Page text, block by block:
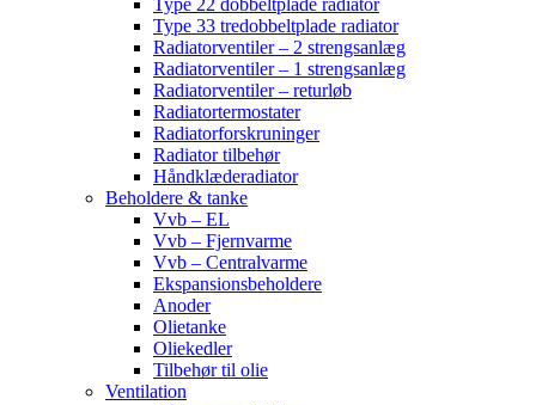
Type 22 dobbeltplade radiator
Type 33 tredobbeltplade radiator
Radiatorventiler – 2 strengsanlæg
Radiatorventiler – 1 strengsanlæg
Radiatorventiler – returløb
Radiatortermostater
Radiatorforskruninger
Radiator tilbehør
Håndklæderadiator
Beholdere & tanke
Vvb – EL
Vvb – Fjernvarme
Vvb – Centralvarme
Ekspansionsbeholdere
Anoder
Olietanke
Oliekedler
Tilbehør til olie
Ventilation